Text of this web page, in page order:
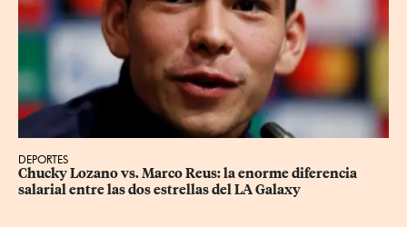
DEPORTES
Chucky Lozano vs. Marco Reus: la enorme diferencia
salarial entre las dos estrellas del LA Galaxy